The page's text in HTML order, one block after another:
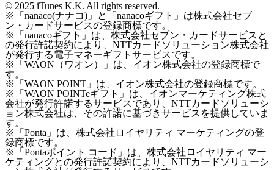
© 2025 iTunes K.K. All rights reserved.
※「nanaco(ナナコ)」と「nanacoギフト」は株式会社セブ
ン・カードサービスの登録商標です。
※「nanacoギフト」は、株式会社セブン・カードサービスと
の発行許諾契約により、NTTカードソリューション株式会社
が発行する電子マネーギフトサービスです。
※「WAON（ワオン）」は、イオン株式会社の登録商標で
す。
※「WAON POINT」は、イオン株式会社の登録商標です。
※「WAON POINTeギフト」は、イオンマーケティング株式
会社が発行許諾するサービスであり、NTTカードソリューシ
ョン株式会社は、その許諾に基づきサービスを提供していま
す。
※「Ponta」は、株式会社ロイヤリティ マーケティングの登
録商標です。
※「Pontaポイント コード」は、株式会社ロイヤリティ マー
ケティングとの発行許諾契約により、NTTカードソリューシ